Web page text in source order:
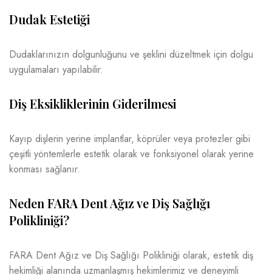
Dudak Estetiği
Dudaklarınızın dolgunluğunu ve şeklini düzeltmek için dolgu
uygulamaları yapılabilir.
Diş Eksikliklerinin Giderilmesi
Kayıp dişlerin yerine implantlar, köprüler veya protezler gibi
çeşitli yöntemlerle estetik olarak ve fonksiyonel olarak yerine
konması sağlanır.
Neden FARA Dent Ağız ve Diş Sağlığı
Polikliniği?
FARA Dent Ağız ve Diş Sağlığı Polikliniği olarak, estetik diş
hekimliği alanında uzmanlaşmış hekimlerimiz ve deneyimli